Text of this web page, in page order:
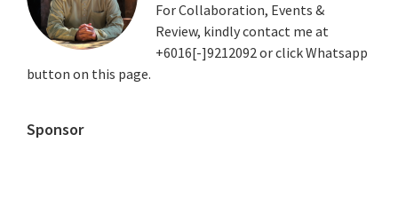
For Collaboration, Events &
Review, kindly contact me at
+6016[-]9212092 or click Whatsapp
button on this page.
Sponsor